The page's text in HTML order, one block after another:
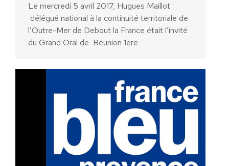
Le mercredi 5 avril 2017, Hugues Maillot
délégué national à la continuité territoriale de
l’Outre-Mer de Debout la France était l’invité
du Grand Oral de Réunion 1ere